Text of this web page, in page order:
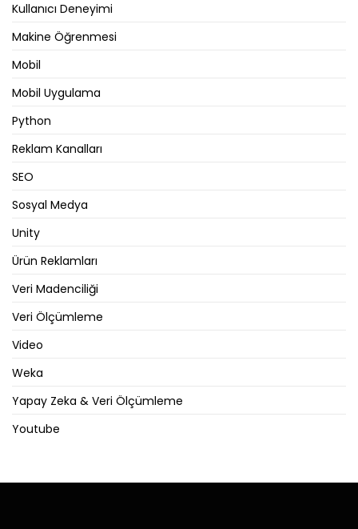
Kullanıcı Deneyimi
Makine Öğrenmesi
Mobil
Mobil Uygulama
Python
Reklam Kanalları
SEO
Sosyal Medya
Unity
Ürün Reklamları
Veri Madenciliği
Veri Ölçümleme
Video
Weka
Yapay Zeka & Veri Ölçümleme
Youtube